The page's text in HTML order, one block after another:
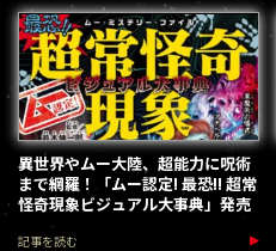
異世界やムー大陸、超能力に呪術
まで網羅！「ムー認定! 最恐!! 超常
怪奇現象ビジュアル大事典」発売
記事を読む